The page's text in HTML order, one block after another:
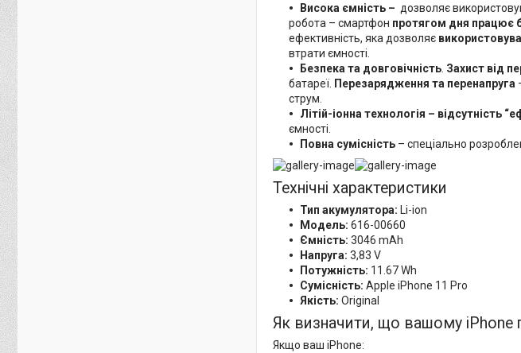
Висока ємність – дозволяє
робота – смартфон протягом дня працює
ефективність, яка дозволяє
втрати ємності.
Безпека та довговічність Захист від
батареї. Перезарядження та перенапруга
струм.
Літій-іонна технологія – відсутність
ємності.
Повна сумісність – спеціально
Технічні характеристики
Тип акумулятора: Li-ion
Модель: 616-00660
Ємність: 3046 mAh
Напруга: 3,83 V
Потужність: 11.67 Wh
Сумісність: Apple iPhone 11 Pro
Якість: Original
Як визначити, що вашому iPhone
Якщо ваш iPhone: